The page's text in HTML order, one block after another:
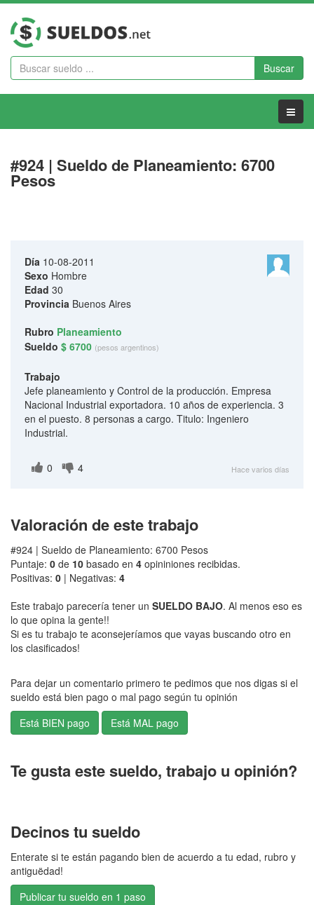
Buscar
Menu
#924 | Sueldo de Planeamiento: 6700
Pesos
Día 10-08-2011
Sexo Hombre
Edad 30
Provincia Buenos Aires
Rubro Planeamiento
Sueldo $ 6700 (pesos argentinos)
Trabajo
Jefe planeamiento y Control de la producción. Empresa
Nacional Industrial exportadora. 10 años de experiencia. 3
en el puesto. 8 personas a cargo. Titulo: Ingeniero
Industrial.
0 4 Hace varios días
Valoración de este trabajo
#924 | Sueldo de Planeamiento: 6700 Pesos
Puntaje: 0 de 10 basado en 4 opininiones recibidas.
Positivas: 0 | Negativas: 4
Este trabajo parecería tener un SUELDO BAJO. Al menos eso es
lo que opina la gente!!
Si es tu trabajo te aconsejeríamos que vayas buscando otro en
los clasificados!
Para dejar un comentario primero te pedimos que nos digas si el
sueldo está bien pago o mal pago según tu opinión
Te gusta este sueldo, trabajo u opinión?
Decinos tu sueldo
Enterate si te están pagando bien de acuerdo a tu edad, rubro y
antiguëdad!
Publicar tu sueldo en 1 paso